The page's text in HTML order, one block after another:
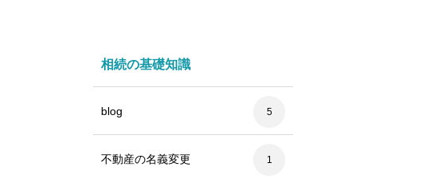
相続の基礎知識
blog 5
不動産の名義変更 1